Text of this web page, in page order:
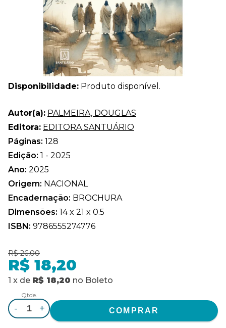
Disponibilidade: Produto disponível.
Autor(a): PALMEIRA, DOUGLAS
Editora: EDITORA SANTUÁRIO
Páginas: 128
Edição: 1 - 2025
Ano: 2025
Origem: NACIONAL
Encadernação: BROCHURA
Dimensões: 14 x 21 x 0.5
ISBN: 9786555274776
R$ 26,00
R$ 18,20
1 x de R$ 18,20 no Boleto
Qtde.
- +